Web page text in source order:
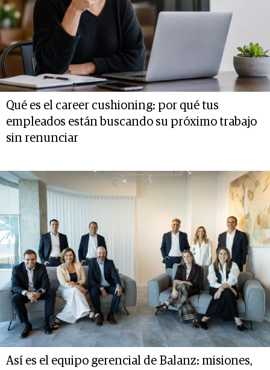
Qué es el career cushioning: por qué tus
empleados están buscando su próximo trabajo
sin renunciar
Así es el equipo gerencial de Balanz: misiones,